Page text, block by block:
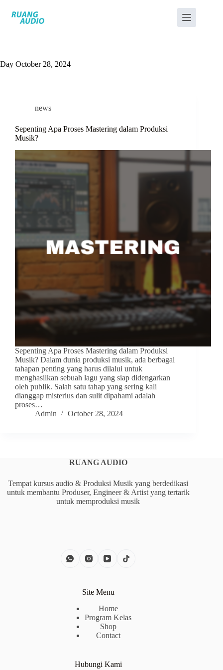
Day October 28, 2024
news
Sepenting Apa Proses Mastering dalam Produksi
Musik?
Sepenting Apa Proses Mastering dalam Produksi
Musik? Dalam dunia produksi musik, ada berbagai
tahapan penting yang harus dilalui untuk
menghasilkan sebuah lagu yang siap didengarkan
oleh publik. Salah satu tahap yang sering kali
dianggap misterius dan sulit dipahami adalah
proses…
Admin
October 28, 2024
RUANG AUDIO
Tempat kursus audio & Produksi Musik yang berdedikasi
untuk membantu Produser, Engineer & Artist yang tertarik
untuk memproduksi musik
Site Menu
Home
Program Kelas
Shop
Contact
Hubungi Kami